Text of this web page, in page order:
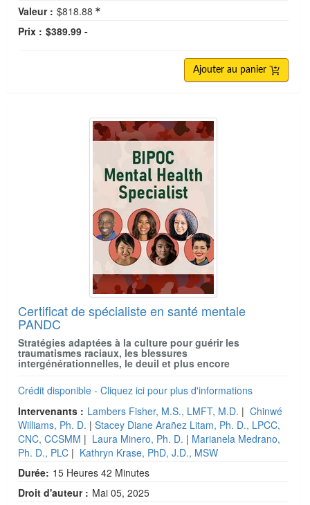
Valeur : $818.88
Prix : $389.99 -
Ajouter au panier
Certificat de spécialiste en santé mentale
PANDC
Stratégies adaptées à la culture pour guérir les
traumatismes raciaux, les blessures
intergénérationnelles, le deuil et plus encore
Crédit disponible - Cliquez ici pour plus d'informations
Intervenants : Lambers Fisher, M.S., LMFT, M.D. | Chinwé
Williams, Ph. D. | Stacey Diane Arañez Litam, Ph. D., LPCC,
CNC, CCSMM | Laura Minero, Ph. D. | Marianela Medrano,
Ph. D., PLC | Kathryn Krase, PhD, J.D., MSW
Durée: 15 Heures 42 Minutes
Droit d'auteur : Mai 05, 2025